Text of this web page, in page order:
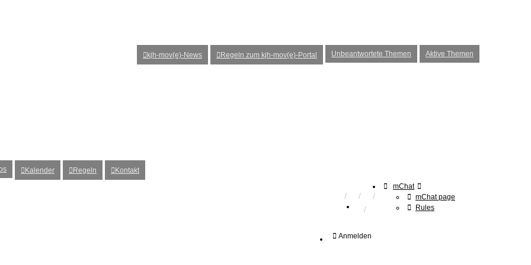
mChat
mChat page
Rules
kjh-mov(e)-News Regeln zum kjh-mov(e)-Portal Unbeantwortete Themen Aktive Themen
Kalender Regeln Kontakt
Anmelden